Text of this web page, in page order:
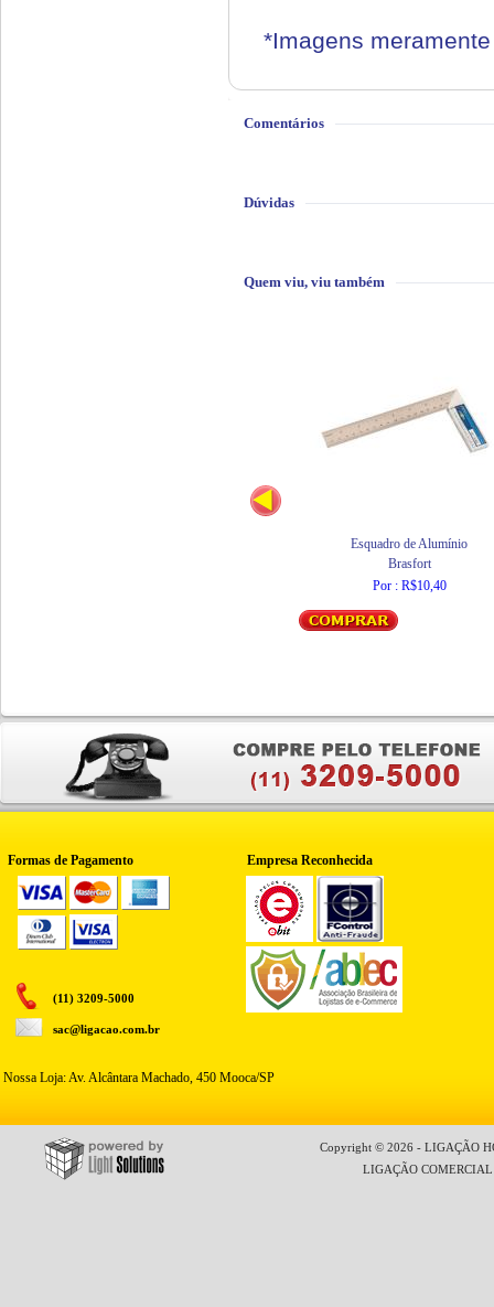
*Imagens
Comentários
Dúvidas
Quem viu, viu também
Esquadro de Alumínio
Brasfort
Por : R$10,40
Formas de Pagamento Empresa Reconhecida
(11) 3209-5000
sac@ligacao.com.br
Nossa Loja: Av. Alcântara Machado, 450 Mooca/SP
Copyright © 2026 - LIGAÇÃO
LIGAÇÃO